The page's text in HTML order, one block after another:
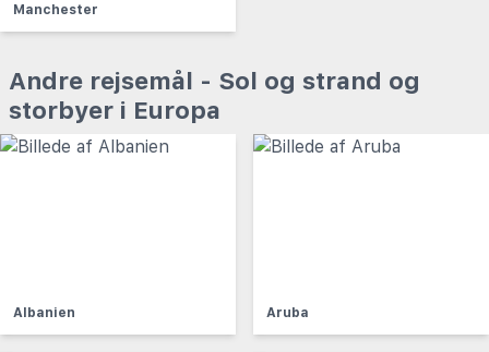
Manchester
Andre rejsemål - Sol og strand og
storbyer i Europa
Albanien Aruba